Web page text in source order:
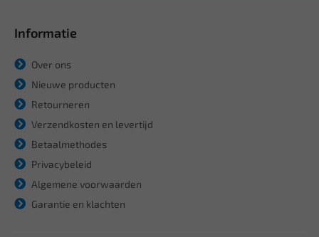
Informatie
Over ons
Nieuwe producten
Retourneren
Verzendkosten en levertijd
Betaalmethodes
Privacybeleid
Algemene voorwaarden
Garantie en klachten